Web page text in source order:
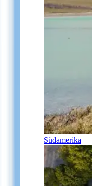
Südamerika